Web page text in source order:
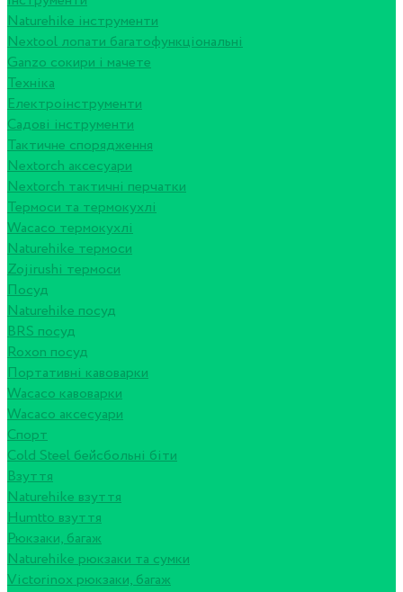
Naturehike інструменти
Nextool лопати багатофункціональні
Ganzo сокири і мачете
Техніка
Електроінструменти
Садові інструменти
Тактичне спорядження
Nextorch аксесуари
Nextorch тактичні перчатки
Термоси та термокухлі
Wacaco термокухлі
Naturehike термоси
Zojirushi термоси
Посуд
Naturehike посуд
BRS посуд
Roxon посуд
Портативні кавоварки
Wacaco кавоварки
Wacaco аксесуари
Спорт
Cold Steel бейсбольні біти
Взуття
Naturehike взуття
Humtto взуття
Рюкзаки, багаж
Naturehike рюкзаки та сумки
Victorinox рюкзаки, багаж